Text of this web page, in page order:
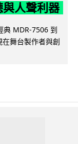
人聲利器
典 MDR-7506 到
舞台製作者與創